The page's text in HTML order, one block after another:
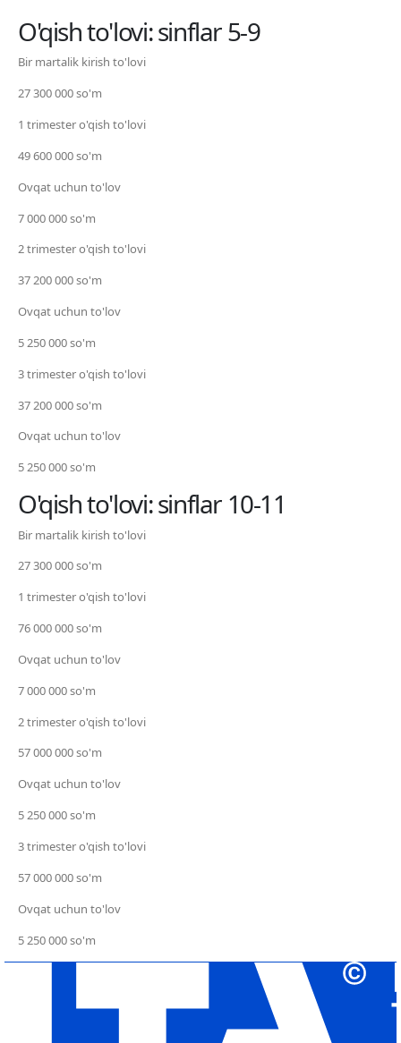
O'qish to'lovi: sinflar 5-9
Bir martalik kirish to'lovi
27 300 000 so'm
1 trimester o'qish to'lovi
49 600 000 so'm
Ovqat uchun to'lov
7 000 000 so'm
2 trimester o'qish to'lovi
37 200 000 so'm
Ovqat uchun to'lov
5 250 000 so'm
3 trimester o'qish to'lovi
37 200 000 so'm
Ovqat uchun to'lov
5 250 000 so'm
O'qish to'lovi: sinflar 10-11
Bir martalik kirish to'lovi
27 300 000 so'm
1 trimester o'qish to'lovi
76 000 000 so'm
Ovqat uchun to'lov
7 000 000 so'm
2 trimester o'qish to'lovi
57 000 000 so'm
Ovqat uchun to'lov
5 250 000 so'm
3 trimester o'qish to'lovi
57 000 000 so'm
Ovqat uchun to'lov
5 250 000 so'm